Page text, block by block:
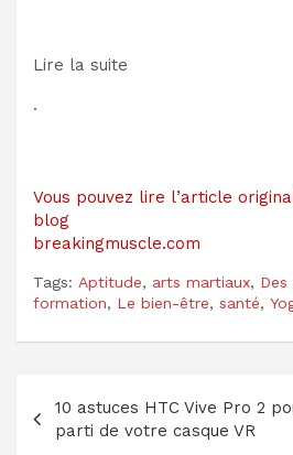
Lire la suite
.
Vous pouvez lire l’article
blog
breakingmuscle.com
Tags: Aptitude, arts martiaux,
formation, Le bien-être, santé,
de
10 astuces HTC Vive Pro 2
parti de votre casque VR